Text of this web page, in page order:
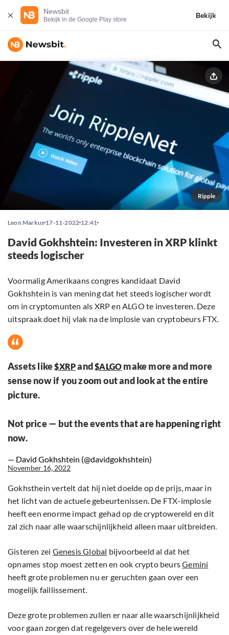
Newsbit
Bekijk in de Google Play store
Bekijk
Ripple
Leon Markus 17-11-2022 12:41
David Gokhshtein: Investeren in XRP klinkt
steeds logischer
Voormalig Amerikaans congres kandidaat David
Gokhshtein is van mening dat het steeds logischer wordt
om in cryptomunten als XRP en ALGO te investeren. Deze
uitspraak doet hij vlak na de implosie van cryptobeurs FTX.
Assets like$XRPand$ALGO make more and more
sense now if you zoom out and look at the entire
picture.
Not price — but the events that are happening right
now.
— David Gokhshtein (@davidgokhshtein)
November 16, 2022
Gokhsthein vertelt dat hij niet doelde op de prijs, maar in
het licht van de actuele gebeurtenissen. De FTX-implosie
heeft een enorme impact gehad op de cryptowereld en dit
zal zich naar alle waarschijnlijkheid alleen maar uitbreiden.
Gisteren zei Genesis Global bijvoorbeeld al dat het
opnames stop moest zetten en ook crypto beursGemini
heeft grote problemen nu er geruchten gaan over een
mogelijk faillissement.
Deze grote problemen zullen er naar alle waarschijnlijkheid
voor gaan zorgen dat regelgevers over de hele wereld